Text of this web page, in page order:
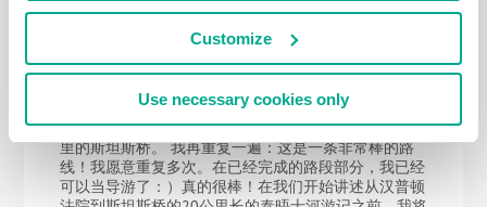
Customize
Use necessary cookies only
世间存在各种传统惯例。比如有些人习惯在每年的12月
31去洗桑拿：）而我在伦敦传统惯例被亲切地称为”泰
晤士河之旅”，来自英语的 Thames Walk。这是一条长
约300公里的步行路线，从 泰晤士河大坝 （伦敦东部
的一座大坝）开始，一直延伸到泰晤士河的源头。大约
80公里的路线几乎都在大伦敦区域——我们刚刚完成了
这一部分！终点位于距距离伦敦环路（AKA M25）1公
里的斯坦斯桥。 我再重复一遍：这是一条非常棒的路
线！我愿意重复多次。在已经完成的路段部分，我已经
可以当导游了：）真的很棒！在我们开始讲述从汉普顿